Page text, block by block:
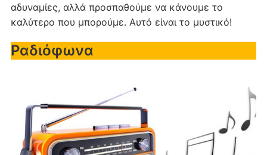
αδυναμίες, αλλά προσπαθούμε να κάνουμε το
καλύτερο που μπορούμε. Αυτό είναι το μυστικό!
Ραδιόφωνα